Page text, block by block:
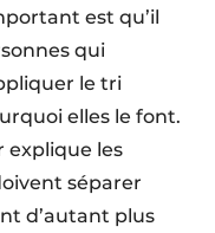
est qu’il
qui
le tri
elles le font.
explique les
séparer
d’autant plus